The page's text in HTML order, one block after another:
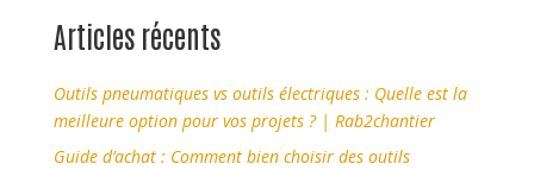
Articles récents
Outils pneumatiques vs outils électriques : Quelle est la
meilleure option pour vos projets ? | Rab2chantier
Guide d’achat : Comment bien choisir des outils